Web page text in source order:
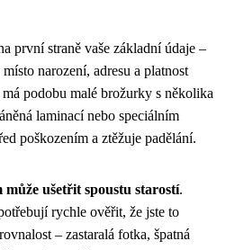
první straně vaše základní údaje –
narození, adresu a platnost
podobu malé brožurky s několika
laminací nebo speciálním
poškozením a ztěžuje padělání.
ušetřit spoustu starostí.
rychle ověřit, že jste to
– zastaralá fotka, špatná